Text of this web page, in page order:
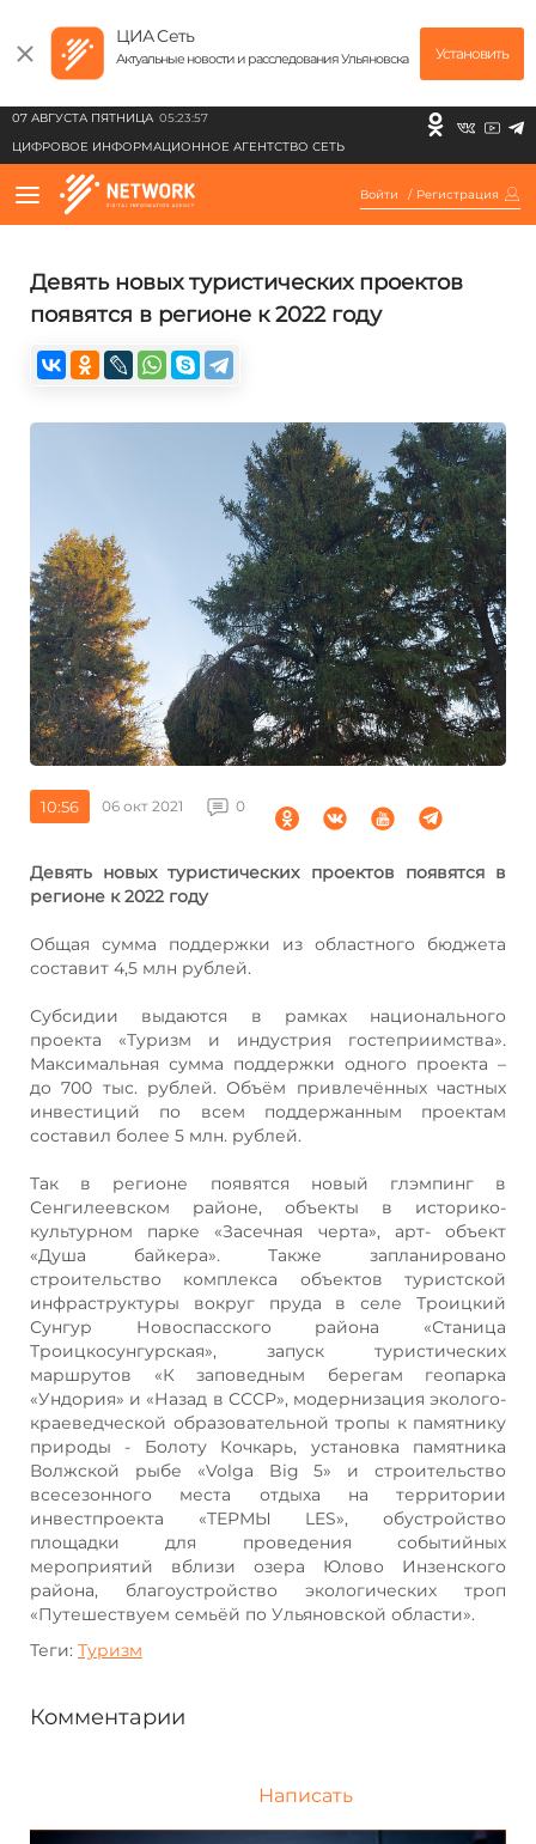
ЦИА Сеть
Актуальные новости и расследования Ульяновска Установить
07 АВГУСТА ПЯТНИЦА 05:23:57
ЦИФРОВОЕ ИНФОРМАЦИОННОЕ АГЕНТСТВО СЕТЬ
Войти / Регистрация
Девять новых туристических проектов
появятся в регионе к 2022 году
10:56 06 окт 2021 0
Девять новых туристических проектов появятся в
регионе к 2022 году
Общая сумма поддержки из областного бюджета
составит 4,5 млн рублей.
Субсидии выдаются в рамках национального
проекта «Туризм и индустрия гостеприимства».
Максимальная сумма поддержки одного проекта –
до 700 тыс. рублей. Объём привлечённых частных
инвестиций по всем поддержанным проектам
составил более 5 млн. рублей.
Так в регионе появятся новый глэмпинг в
Сенгилеевском районе, объекты в историко-
культурном парке «Засечная черта», арт- объект
«Душа байкера». Также запланировано
строительство комплекса объектов туристской
инфраструктуры вокруг пруда в селе Троицкий
Сунгур Новоспасского района «Станица
Троицкосунгурская», запуск туристических
маршрутов «К заповедным берегам геопарка
«Ундория» и «Назад в СССР», модернизация эколого-
краеведческой образовательной тропы к памятнику
природы - Болоту Кочкарь, установка памятника
Волжской рыбе «Volga Big 5» и строительство
всесезонного места отдыха на территории
инвестпроекта «ТЕРМЫ LES», обустройство
площадки для проведения событийных
мероприятий вблизи озера Юлово Инзенского
района, благоустройство экологических троп
«Путешествуем семьёй по Ульяновской области».
Теги: Туризм
Комментарии
Написать